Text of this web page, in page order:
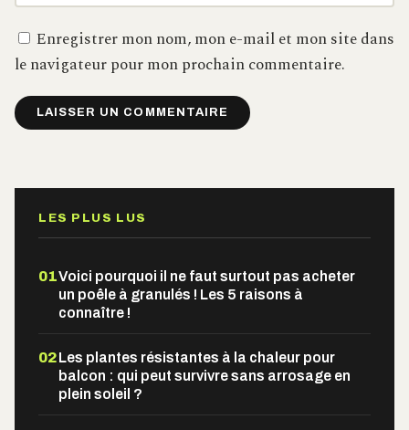
Enregistrer mon nom, mon e-mail et mon site dans
le navigateur pour mon prochain commentaire.
LES PLUS LUS
01Voici pourquoi il ne faut surtout pas acheter
un poêle à granulés ! Les 5 raisons à
connaître !
02 Les plantes résistantes à la chaleur pour
balcon : qui peut survivre sans arrosage en
plein soleil ?